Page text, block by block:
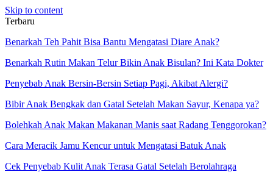
Skip to content
Terbaru
Benarkah Teh Pahit Bisa Bantu Mengatasi Diare Anak?
Benarkah Rutin Makan Telur Bikin Anak Bisulan? Ini Kata Dokter
Penyebab Anak Bersin-Bersin Setiap Pagi, Akibat Alergi?
Bibir Anak Bengkak dan Gatal Setelah Makan Sayur, Kenapa ya?
Bolehkah Anak Makan Makanan Manis saat Radang Tenggorokan?
Cara Meracik Jamu Kencur untuk Mengatasi Batuk Anak
Cek Penyebab Kulit Anak Terasa Gatal Setelah Berolahraga